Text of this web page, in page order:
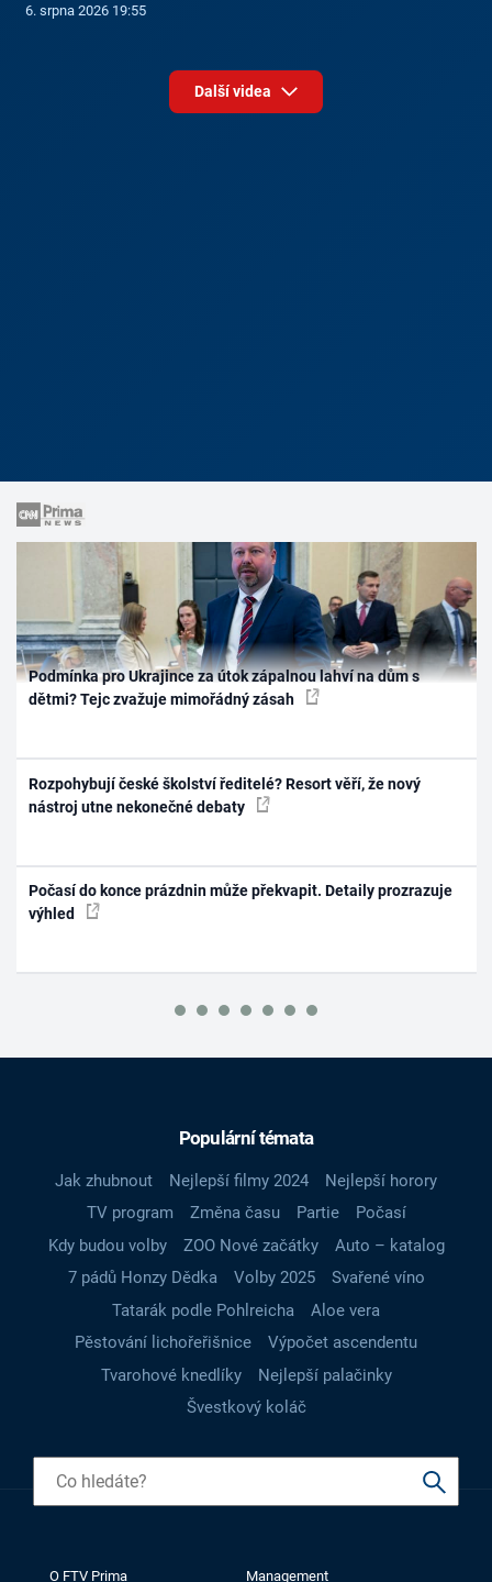
6. srpna 2026 19:55
Další videa
Podmínka pro Ukrajince za útok zápalnou lahví na dům s
dětmi? Tejc zvažuje mimořádný zásah
Rozpohybují české školství ředitelé? Resort věří, že nový
nástroj utne nekonečné debaty
Počasí do konce prázdnin může překvapit. Detaily prozrazuje
výhled
Populární témata
Jak zhubnout Nejlepší filmy 2024
Nejlepší horory
TV program
Změna času Partie
Počasí
Kdy budou volby
ZOO Nové začátky
Auto – katalog
7 pádů Honzy Dědka
Volby 2025
Svařené víno
Tatarák podle Pohlreicha
Aloe vera
Pěstování lichořeřišnice
Výpočet ascendentu
Tvarohové knedlíky
Nejlepší palačinky
Švestkový koláč
O FTV Prima Management